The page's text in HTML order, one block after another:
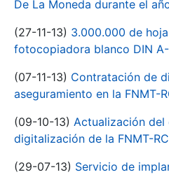
De La Moneda durante el
(27-11-13) 3.000.000 de
fotocopiadora blanco DIN
(07-11-13) Contratación de
aseguramiento en la FNMT-
(09-10-13) Actualización del
digitalización de la FNMT-
(29-07-13) Servicio de